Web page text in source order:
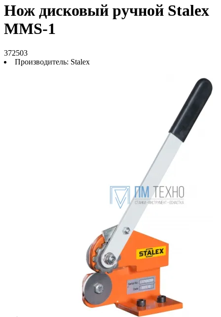
Нож дисковый ручной Stalex
MMS-1
372503
Производитель: Stalex